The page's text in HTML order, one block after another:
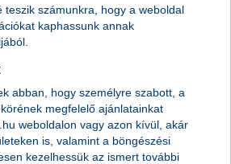
a K&H Bank
ismét a K&H Banknak ítélte a legjobb
bank címet Magyarországon (Best
in Hungary 2011).
teszik számunkra, hogy a weboldal
kaphassunk annak
abban, hogy személyre szabott, a
megfelelő ajánlatainkat
weboldalon vagy azon kívül, akár
is, valamint a böngészési
kezelhessük az ismert további